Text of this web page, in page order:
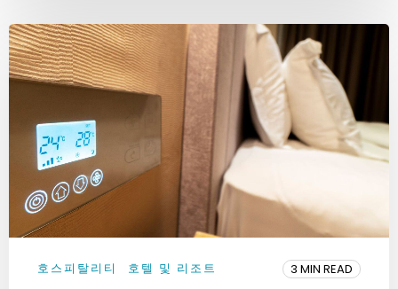
호스피탈리티 호텔 및 리조트 3 MIN READ